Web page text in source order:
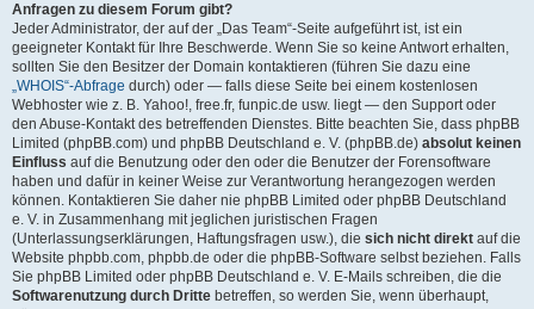
Anfragen zu diesem Forum gibt?
Jeder Administrator, der auf der „Das Team“-Seite aufgeführt ist, ist ein
geeigneter Kontakt für Ihre Beschwerde. Wenn Sie so keine Antwort erhalten,
sollten Sie den Besitzer der Domain kontaktieren (führen Sie dazu eine
„WHOIS“-Abfrage durch) oder — falls diese Seite bei einem kostenlosen
Webhoster wie z. B. Yahoo!, free.fr, funpic.de usw. liegt — den Support oder
den Abuse-Kontakt des betreffenden Dienstes. Bitte beachten Sie, dass phpBB
Limited (phpBB.com) und phpBB Deutschland e. V. (phpBB.de) absolut keinen
Einfluss auf die Benutzung oder den oder die Benutzer der Forensoftware
haben und dafür in keiner Weise zur Verantwortung herangezogen werden
können. Kontaktieren Sie daher nie phpBB Limited oder phpBB Deutschland
e. V. in Zusammenhang mit jeglichen juristischen Fragen
(Unterlassungserklärungen, Haftungsfragen usw.), die sich nicht direkt auf die
Website phpbb.com, phpbb.de oder die phpBB-Software selbst beziehen. Falls
Sie phpBB Limited oder phpBB Deutschland e. V. E-Mails schreiben, die die
Softwarenutzung durch Dritte betreffen, so werden Sie, wenn überhaupt,